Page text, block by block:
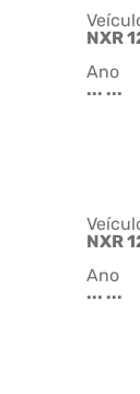
NXR
Ano
... ...
NXR
Ano
... ...